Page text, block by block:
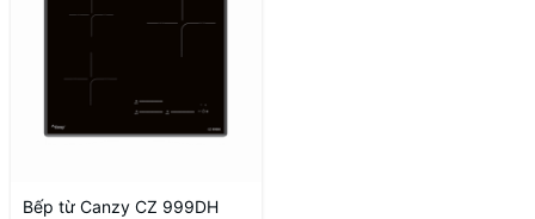
Bếp từ Canzy CZ 999DH